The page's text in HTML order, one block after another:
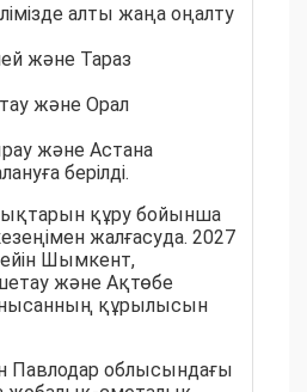
алты жаңа оңалту
және Тараз
және Орал
және Астана
берілді.
құру бойынша
жалғасуда. 2027
Шымкент,
және Ақтөбе
нысанның құрылысын
Павлодар облысындағы